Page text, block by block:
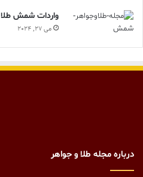
واردات شمش
می 27, 2024
درباره مجله طلا و جواهر